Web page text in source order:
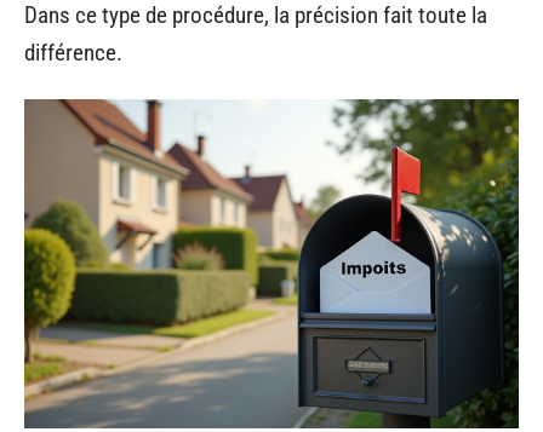
Dans ce type de procédure, la précision fait toute la
différence.